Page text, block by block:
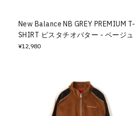
New Balance NB GREY PREMIUM T-
SHIRT ピスタチオバター - ベージュ
¥12,980